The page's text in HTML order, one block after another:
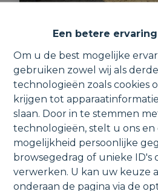
Een betere
Om u de best mogelijke
gebruiken zowel wij als
technologieën zoals cookies
krijgen tot
slaan. Door in te stemmen
technologieën, stelt u ons
mogelijkheid persoonlijke
browsegedrag of unieke ID's
verwerken. U kan uw keuze
onderaan de pagina via de
Bouwgrond voor
Londerzeelseweg , 1880
316 m²